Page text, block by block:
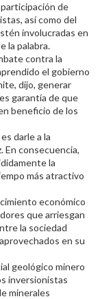
de
así como del
involucradas en
la palabra.
contra la
el gobierno
dijo, generar
garantía de que
beneficio de los
darle a la
En consecuencia,
la
más atractivo
económico
que arriesgan
la sociedad
en su
geológico minero
inversionistas
minerales